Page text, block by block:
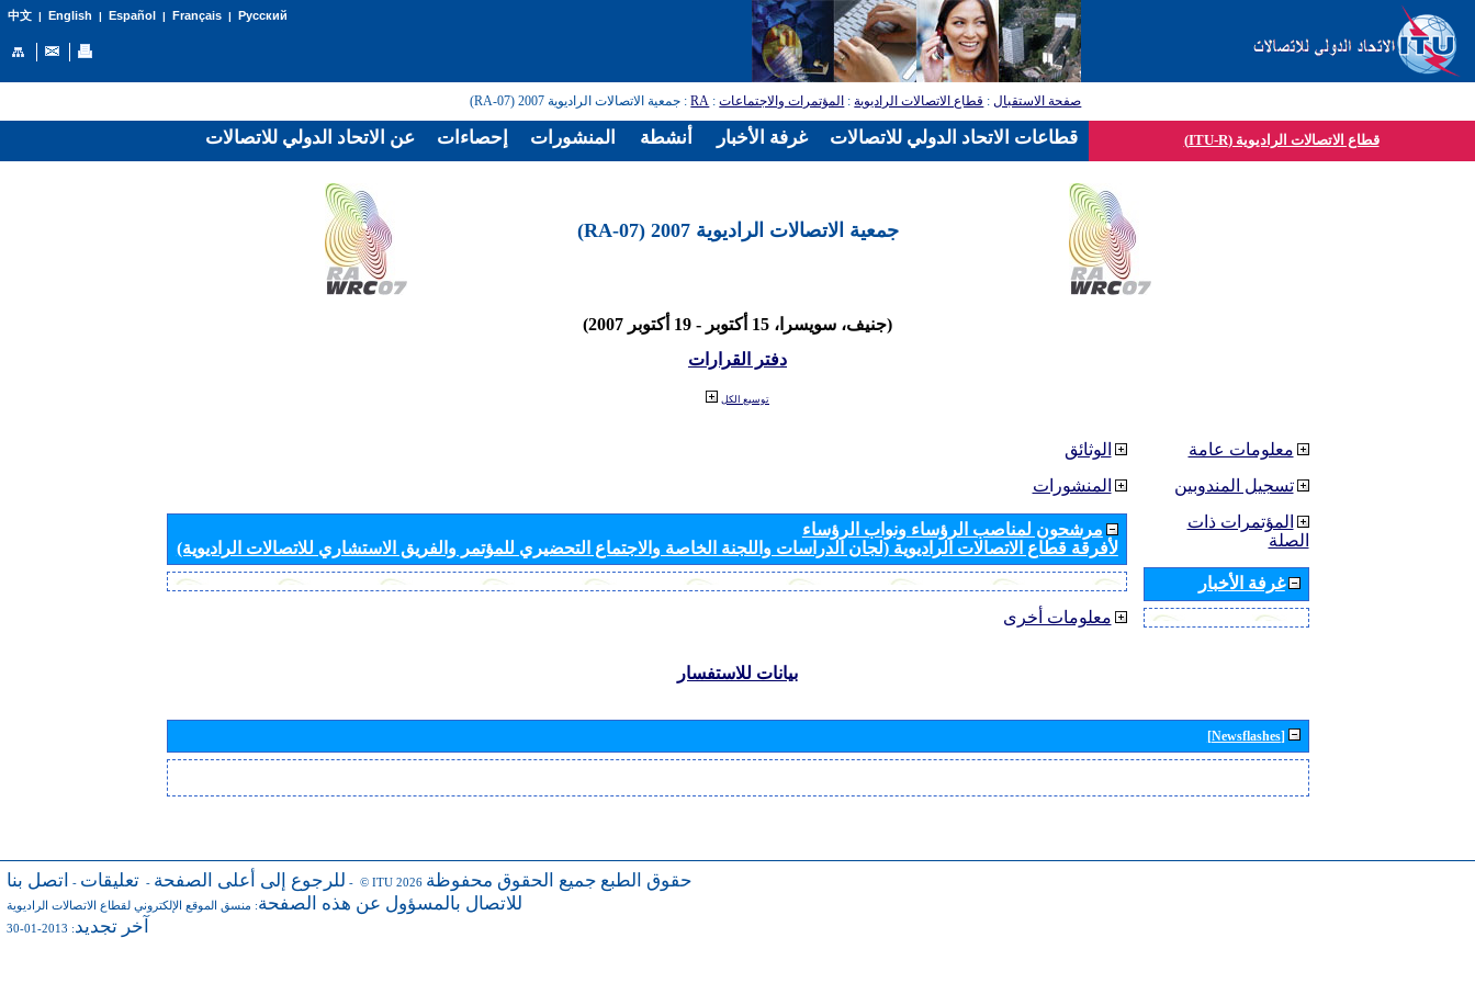
中文| English | Español | Français| Русский
صفحة الاستقبال: قطاع الاتصالات الراديوية: المؤتمرات والاجتماعات:
RA: جمعية الاتصالات الراديوية 2007 (RA-07)
قطاع الاتصالات الراديوية (ITU-R)
جمعية الاتصالات الراديوية 2007 (RA-07)
(جنيف، سويسرا، 15 أكتوبر - 19 أكتوبر 2007)
دفتر القرارات
توسيع الكل
الوثائق
المنشورات
مرشحون لمناصب الرؤساء ونواب الرؤساء
لأفرقة قطاع الاتصالات الراديوية (لجان الدراسات واللجنة الخاصة والاجتماع التحضيري للمؤتمر والفريق الاستشاري للاتصالات الراديوية)
معلومات أخرى
معلومات عامة
تسجيل المندوبين
المؤتمرات ذات
الصلة
غرفة الأخبار
بيانات للاستفسار
[Newsflashes]
للرجوع إلى أعلى الصفحة - تعليقات - اتصل بنا - © ITU 2026 حقوق الطبع جميع الحقوق محفوظة
للاتصال بالمسؤول عن هذه الصفحة: منسق الموقع الإلكتروني لقطاع الاتصالات الراديوية
آخر تجديد: 2013-01-30
عن الاتحاد الدولي للاتصالات إحصاءات المنشورات أنشطة غرفة الأخبار قطاعات الاتحاد الدولي للاتصالات